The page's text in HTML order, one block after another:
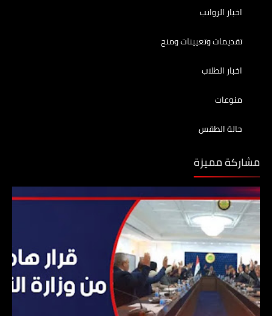
اخبار الرواتب
تقديمات وتعيينات ومنح
اخبار الطلاب
منوعات
حالة الطقس
مشاركة مميزة